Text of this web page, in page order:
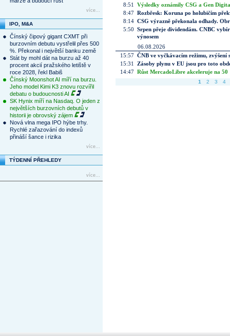
více...
IPO, M&A
Čínský čipový gigant CXMT při
burzovním debutu vystřelil přes 500
%. Překonal i největší banku země
Stát by mohl dát na burzu až 40
procent akcií pražského letiště v
roce 2028, řekl Babiš
Čínský Moonshot AI míří na burzu.
Jeho model Kimi K3 znovu rozvířil
debatu o budoucnosti AI
SK Hynix míří na Nasdaq. O jeden z
největších burzovních debutů v
historii je obrovský zájem
Nová vlna mega IPO hýbe trhy.
Rychlé zařazování do indexů
přináší šance i rizika
více...
TÝDENNÍ PŘEHLEDY
více...
8:51
Výsledky oznámily CSG a Gen
8:47 Rozbřesk: Koruna po holubičím
8:14 CSG výrazně překonala odhady.
5:50 Srpen přeje dividendám. CNBC
výnosem
06.08.2026
15:57 ČNB ve vyčkávacím režimu, zvýšení
15:31
Zásoby plynu v EU jsou pro toto
14:47 Růst MercadoLibre akceleruje na
1 2 3 4